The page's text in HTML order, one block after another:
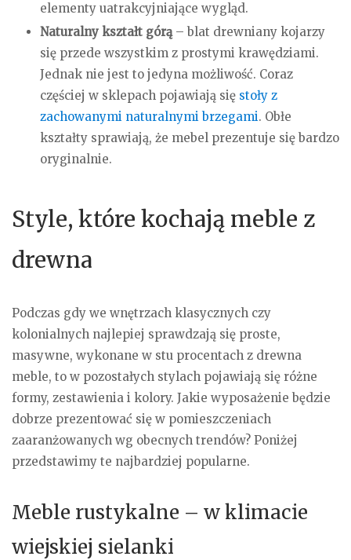
elementy uatrakcyjniające wygląd.
Naturalny kształt górą– blat drewniany kojarzy
się przede wszystkim z prostymi krawędziami.
Jednak nie jest to jedyna możliwość. Coraz
częściej w sklepach pojawiają się stoły z
zachowanymi naturalnymi brzegami. Obłe
kształty sprawiają, że mebel prezentuje się bardzo
oryginalnie.
Style, które kochają meble z
drewna
Podczas gdy we wnętrzach klasycznych czy
kolonialnych najlepiej sprawdzają się proste,
masywne, wykonane w stu procentach z drewna
meble, to w pozostałych stylach pojawiają się różne
formy, zestawienia i kolory. Jakie wyposażenie będzie
dobrze prezentować się w pomieszczeniach
zaaranżowanych wg obecnych trendów? Poniżej
przedstawimy te najbardziej popularne.
Meble rustykalne – w klimacie
wiejskiej sielanki